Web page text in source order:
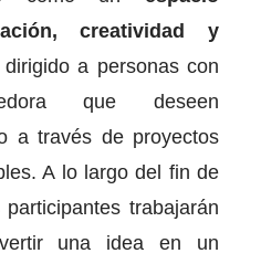
creatividad y
dirigido a personas con
que deseen
a través de proyectos
A lo largo del fin de
trabajarán
una idea en un